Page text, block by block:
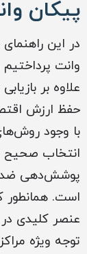
پیکان
در این
وانت
علاوه بر
حفظ ارزش
انتخاب صحیح
پوشش‌دهی
است. همانطور
عنصر کلیدی
توجه ویژه